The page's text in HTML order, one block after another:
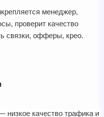
менеджер,
проверит качество
связки, офферы, крео.
низкое качество трафика и